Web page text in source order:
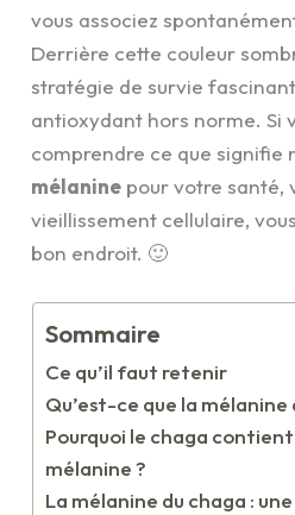
vous associez
Derrière cette couleur
stratégie de survie
antioxydant hors norme. Si
comprendre ce que signifie
mélanine pour votre santé,
vieillissement cellulaire,
bon endroit. 🙂
Sommaire
Ce qu’il faut retenir
Qu’est-ce que la mélanine
Pourquoi le chaga
mélanine ?
La mélanine du chaga :